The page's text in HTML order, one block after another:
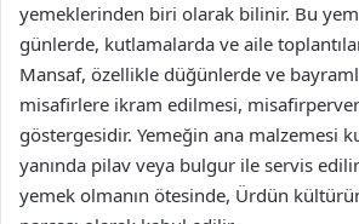
yemeklerinden biri olarak bilinir. Bu
günlerde, kutlamalarda ve aile
Mansaf, özellikle düğünlerde ve
misafirlere ikram edilmesi,
göstergesidir. Yemeğin ana malzemesi
yanında pilav veya bulgur ile servis
yemek olmanın ötesinde, Ürdün